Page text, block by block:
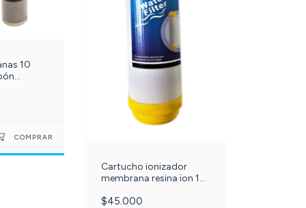
10
Cartucho ionizador
membrana resina ion 10
magnesio del agua. c-
$45.000